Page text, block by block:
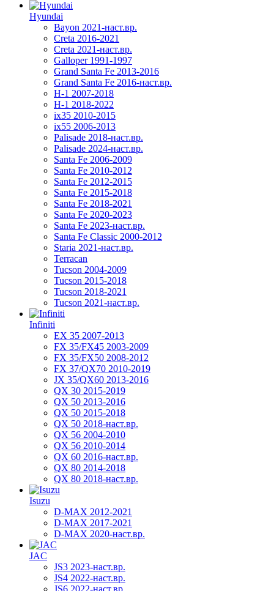
Hyundai
Bayon 2021-наст.вр.
Creta 2016-2021
Creta 2021-наст.вр.
Galloper 1991-1997
Grand Santa Fe 2013-2016
Grand Santa Fe 2016-наст.вр.
H-1 2007-2018
H-1 2018-2022
ix35 2010-2015
ix55 2006-2013
Palisade 2018-наст.вр.
Palisade 2024-наст.вр.
Santa Fe 2006-2009
Santa Fe 2010-2012
Santa Fe 2012-2015
Santa Fe 2015-2018
Santa Fe 2018-2021
Santa Fe 2020-2023
Santa Fe 2023-наст.вр.
Santa Fe Classic 2000-2012
Staria 2021-наст.вр.
Terracan
Tucson 2004-2009
Tucson 2015-2018
Tucson 2018-2021
Tucson 2021-наст.вр.
Infiniti
EX 35 2007-2013
FX 35/FX45 2003-2009
FX 35/FX50 2008-2012
FX 37/QX70 2010-2019
JX 35/QX60 2013-2016
QX 30 2015-2019
QX 50 2013-2016
QX 50 2015-2018
QX 50 2018-наст.вр.
QX 56 2004-2010
QX 56 2010-2014
QX 60 2016-наст.вр.
QX 80 2014-2018
QX 80 2018-наст.вр.
Isuzu
D-MAX 2012-2021
D-MAX 2017-2021
D-MAX 2020-наст.вр.
JAC
JS3 2023-наст.вр.
JS4 2022-наст.вр.
JS6 2022-наст.вр.